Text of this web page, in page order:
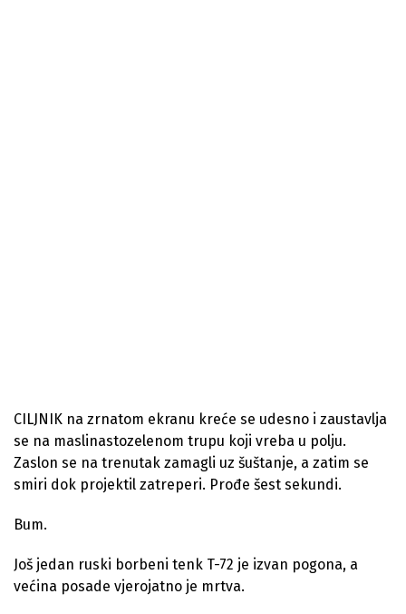
CILJNIK na zrnatom ekranu kreće se udesno i zaustavlja
se na maslinastozelenom trupu koji vreba u polju.
Zaslon se na trenutak zamagli uz šuštanje, a zatim se
smiri dok projektil zatreperi. Prođe šest sekundi.
Bum.
Još jedan ruski borbeni tenk T-72 je izvan pogona, a
većina posade vjerojatno je mrtva.